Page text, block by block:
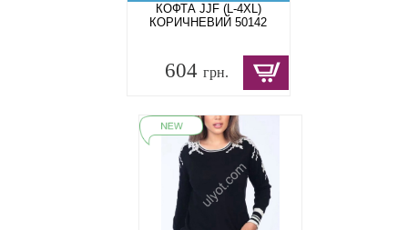
КОФТА JJF (L-4XL)
КОРИЧНЕВИЙ 50142
604 грн.